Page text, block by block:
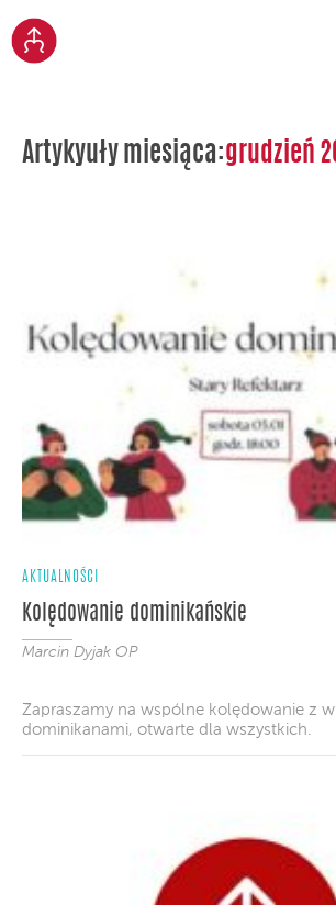
Artykyuły miesiąca:grudzień
AKTUALNOŚCI
Kolędowanie dominikańskie
Marcin Dyjak OP
Zapraszamy na wspólne kolędowanie z
dominikanami, otwarte dla wszystkich.